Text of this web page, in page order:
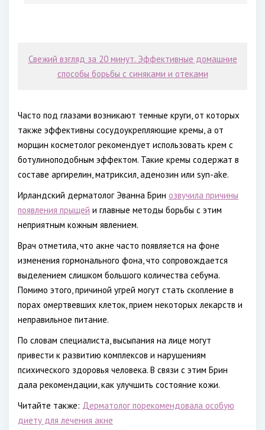
Свежий взгляд за 20 минут. Эффективные домашние
способы борьбы с синяками и отеками
Часто под глазами возникают темные круги, от которых
также эффективны сосудоукрепляющие кремы, а от
морщин косметолог рекомендует использовать крем с
ботулиноподобным эффектом. Такие кремы содержат в
составе аргирелин, матриксил, аденозин или syn-ake.
Ирландский дерматолог Эванна Брин озвучила причины
появления прыщей и главные методы борьбы с этим
неприятным кожным явлением.
Врач отметила, что акне часто появляется на фоне
изменения гормонального фона, что сопровождается
выделением слишком большого количества себума.
Помимо этого, причиной угрей могут стать скопление в
порах омертвевших клеток, прием некоторых лекарств и
неправильное питание.
По словам специалиста, высыпания на лице могут
привести к развитию комплексов и нарушениям
психического здоровья человека. В связи с этим Брин
дала рекомендации, как улучшить состояние кожи.
Читайте также: Дерматолог порекомендовала особую
диету для лечения акне